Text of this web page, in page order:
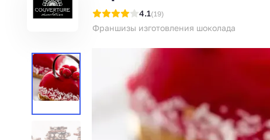
4.1(19)
Франшизы изготовления шоколада